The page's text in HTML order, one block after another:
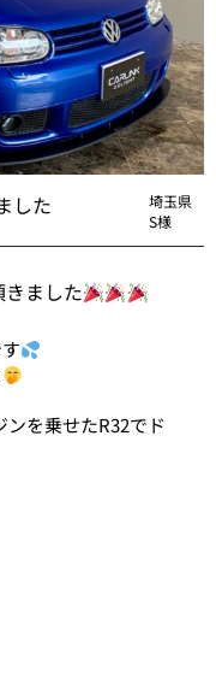
した
埼玉県
S様
ました
を乗せたR32でド